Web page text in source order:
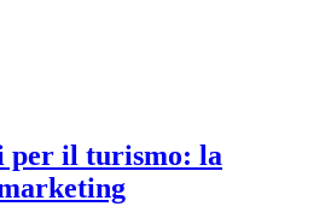
per il turismo: la